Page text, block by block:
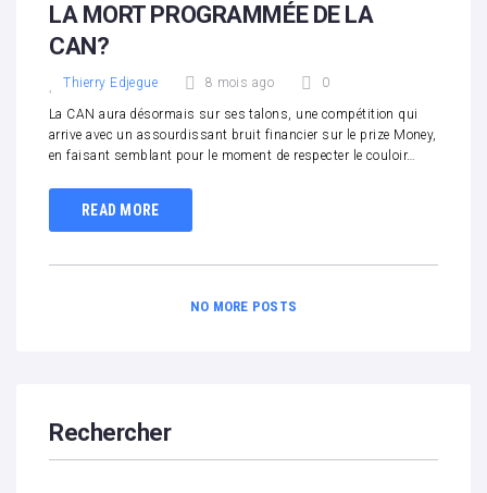
LA MORT PROGRAMMÉE DE LA
CAN?
Thierry Edjegue 8 mois ago 0
La CAN aura désormais sur ses talons, une compétition qui
arrive avec un assourdissant bruit financier sur le prize Money,
en faisant semblant pour le moment de respecter le couloir…
READ MORE
NO MORE POSTS
Rechercher